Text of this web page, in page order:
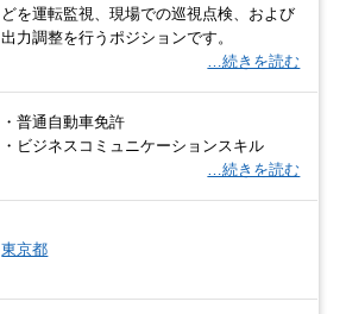
どを運転監視、現場での巡視点検、および
出力調整を行うポジションです。
…続きを読む
・普通自動車免許
・ビジネスコミュニケーションスキル
…続きを読む
東京都